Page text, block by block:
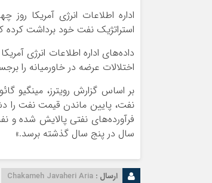
استراتژیک نفت خود برداشت
داده‌های اداره اطلاعات انرژی
اختلالات عرضه در خاورمیانه را
بر اساس گزارش رویترز، مینگیو
نفت، پایین ماندن قیمت نفت را
فرآورده‌های نفتی پالایش‌ شده و
سال در پنج سال گذشته برسد.»
ارسال : Chakameh Javaheri Aria